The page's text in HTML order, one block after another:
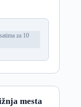
za 10
mesta